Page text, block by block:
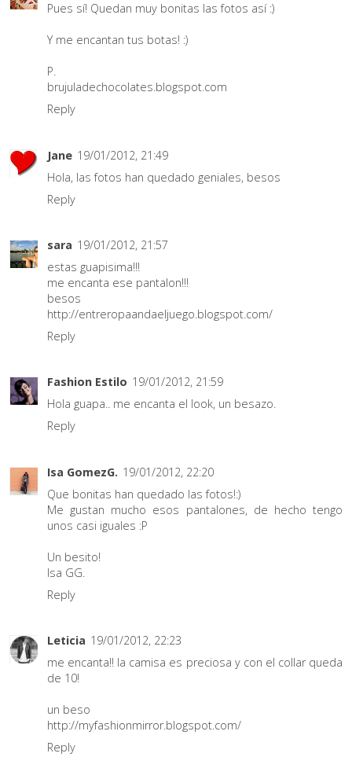
Pues sí! Quedan muy bonitas las fotos así :)
Y me encantan tus botas! :)
P.
brujuladechocolates.blogspot.com
Reply
Jane 19/01/2012, 21:49
Hola, las fotos han quedado geniales, besos
Reply
sara 19/01/2012, 21:57
estas guapisima!!!
me encanta ese pantalon!!!
besos
http://entreropaandaeljuego.blogspot.com/
Reply
Fashion Estilo 19/01/2012, 21:59
Hola guapa.. me encanta el look, un besazo.
Reply
Isa GomezG. 19/01/2012, 22:20
Que bonitas han quedado las fotos!:)
Me gustan mucho esos pantalones, de hecho tengo
unos casi iguales :P
Un besito!
Isa GG.
Reply
Leticia 19/01/2012, 22:23
me encanta!! la camisa es preciosa y con el collar queda
de 10!
un beso
http://myfashionmirror.blogspot.com/
Reply